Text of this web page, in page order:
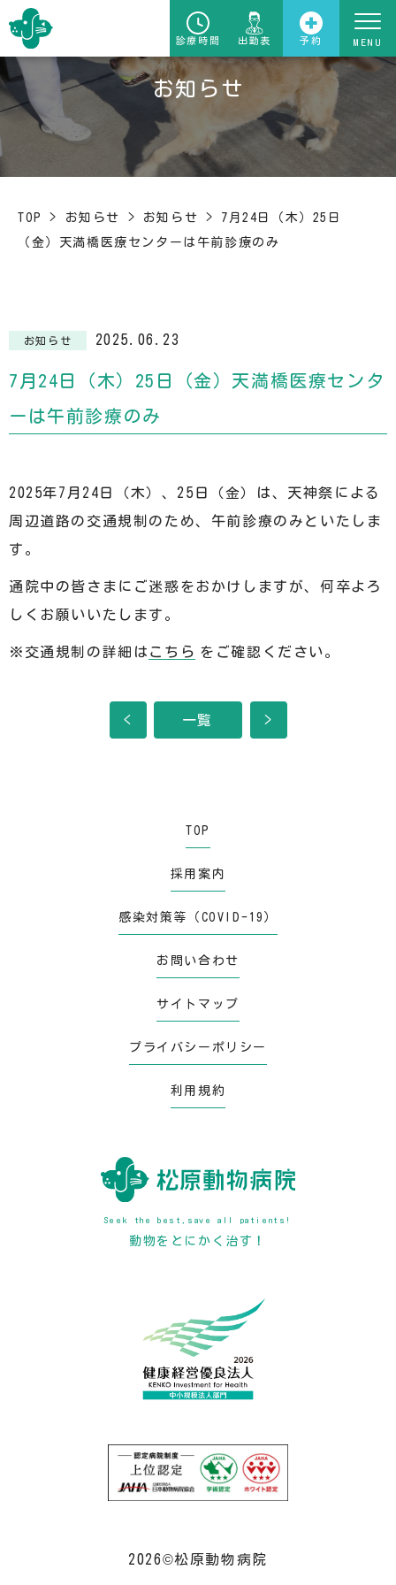
診療時間 出勤表 予約
お知らせ
TOP > お知らせ > お知らせ > 7月24日（木）25日
（金）天満橋医療センターは午前診療のみ
お知らせ 2025.06.23
7月24日（木）25日（金）天満橋医療センタ
ーは午前診療のみ
2025年7月24日（木）、25日（金）は、天神祭による
周辺道路の交通規制のため、午前診療のみといたしま
す。
通院中の皆さまにご迷惑をおかけしますが、何卒よろ
しくお願いいたします。
※交通規制の詳細は こちら をご確認ください。
< 一覧 >
TOP
採用案内
感染対策等（COVID-19）
お問い合わせ
サイトマップ
プライバシーポリシー
利用規約
Seek the best,save all patients!
動物をとにかく治す！
2026©松原動物病院